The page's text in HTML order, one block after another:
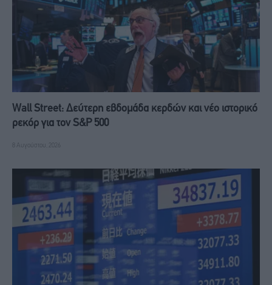
Wall Street: Δεύτερη εβδομάδα κερδών και νέο ιστορικό
ρεκόρ για τον S&P 500
8 Αυγούστου, 2026